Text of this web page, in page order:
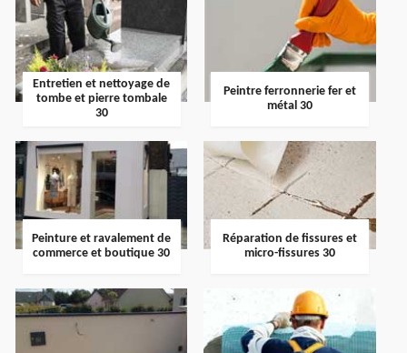
Entretien et nettoyage de
tombe et pierre tombale
30
Peintre ferronnerie fer et
métal 30
Peinture et ravalement de
commerce et boutique 30
Réparation de fissures et
micro-fissures 30